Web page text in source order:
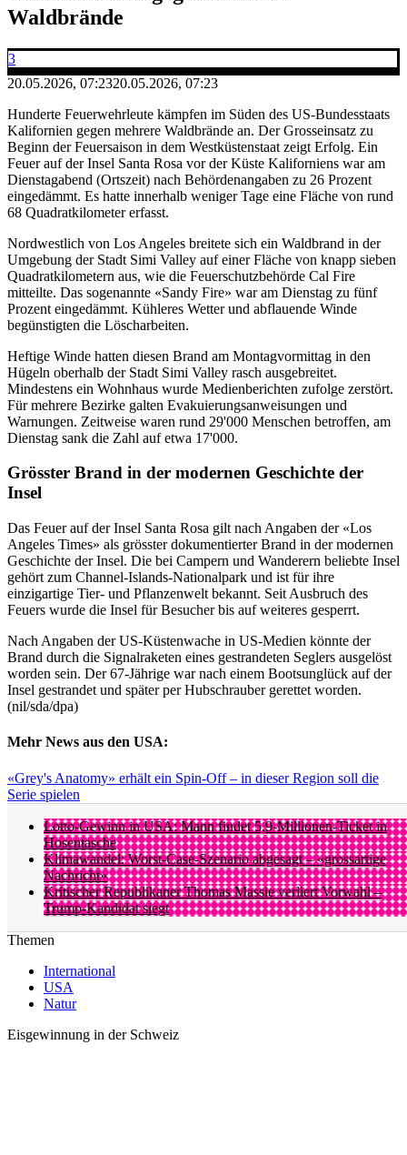
Waldbrände
3
20.05.2026, 07:2320.05.2026, 07:23
Hunderte Feuerwehrleute kämpfen im Süden des US-Bundesstaats
Kalifornien gegen mehrere Waldbrände an. Der Grosseinsatz zu
Beginn der Feuersaison in dem Westküstenstaat zeigt Erfolg. Ein
Feuer auf der Insel Santa Rosa vor der Küste Kaliforniens war am
Dienstagabend (Ortszeit) nach Behördenangaben zu 26 Prozent
eingedämmt. Es hatte innerhalb weniger Tage eine Fläche von rund
68 Quadratkilometer erfasst.
Nordwestlich von Los Angeles breitete sich ein Waldbrand in der
Umgebung der Stadt Simi Valley auf einer Fläche von knapp sieben
Quadratkilometern aus, wie die Feuerschutzbehörde Cal Fire
mitteilte. Das sogenannte «Sandy Fire» war am Dienstag zu fünf
Prozent eingedämmt. Kühleres Wetter und abflauende Winde
begünstigten die Löscharbeiten.
Heftige Winde hatten diesen Brand am Montagvormittag in den
Hügeln oberhalb der Stadt Simi Valley rasch ausgebreitet.
Mindestens ein Wohnhaus wurde Medienberichten zufolge zerstört.
Für mehrere Bezirke galten Evakuierungsanweisungen und
Warnungen. Zeitweise waren rund 29'000 Menschen betroffen, am
Dienstag sank die Zahl auf etwa 17'000.
Grösster Brand in der modernen Geschichte der
Insel
Das Feuer auf der Insel Santa Rosa gilt nach Angaben der «Los
Angeles Times» als grösster dokumentierter Brand in der modernen
Geschichte der Insel. Die bei Campern und Wanderern beliebte Insel
gehört zum Channel-Islands-Nationalpark und ist für ihre
einzigartige Tier- und Pflanzenwelt bekannt. Seit Ausbruch des
Feuers wurde die Insel für Besucher bis auf weiteres gesperrt.
Nach Angaben der US-Küstenwache in US-Medien könnte der
Brand durch die Signalraketen eines gestrandeten Seglers ausgelöst
worden sein. Der 67-Jährige war nach einem Bootsunglück auf der
Insel gestrandet und später per Hubschrauber gerettet worden.
(nil/sda/dpa)
Mehr News aus den USA:
«Grey's Anatomy» erhält ein Spin-Off – in dieser Region soll die
Serie spielen
Lotto-Gewinn in USA: Mann findet 5,9-Millionen-Ticket in
Hosentasche
Klimawandel: Worst-Case-Szenario abgesagt – «grossartige
Nachricht»
Kritischer Republikaner Thomas Massie verliert Vorwahl –
Trump-Kandidat siegt
Themen
International
USA
Natur
Eisgewinnung in der Schweiz